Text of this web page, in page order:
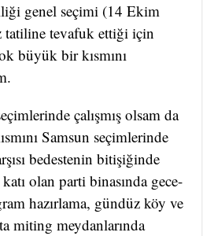
genel seçimi (14 Ekim
tatiline tevafuk ettiği için
büyük bir kısmını
çalışmış olsam da
Samsun seçimlerinde
bedestenin bitişiğinde
olan parti binasında gece-
hazırlama, gündüz köy ve
miting meydanlarında